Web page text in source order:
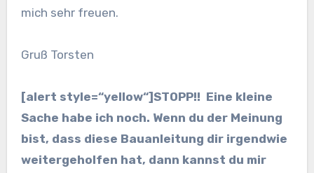
mich sehr freuen.
Gruß Torsten
[alert style=“yellow“] STOPP!! Eine kleine
Sache habe ich noch. Wenn du der Meinung
bist, dass diese Bauanleitung dir irgendwie
weitergeholfen hat, dann kannst du mir